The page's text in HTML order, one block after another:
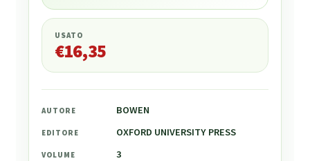
USATO
€16,35
AUTORE BOWEN
EDITORE OXFORD UNIVERSITY PRESS
VOLUME 3